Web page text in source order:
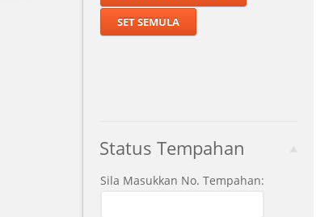
Status Tempahan
Sila Masukkan No. Tempahan: